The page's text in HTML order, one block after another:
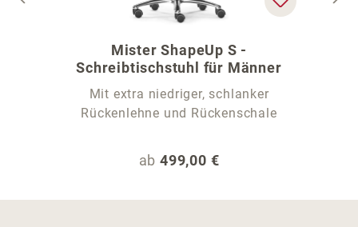
Mister ShapeUp S -
Schreibtischstuhl für Männer
Mit extra niedriger, schlanker
Rückenlehne und Rückenschale
Regulärer Preis:
ab 499,00 €